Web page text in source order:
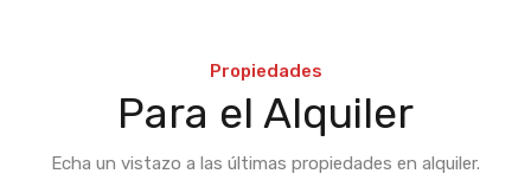
Propiedades
Para el Alquiler
Echa un vistazo a las últimas propiedades en alquiler.